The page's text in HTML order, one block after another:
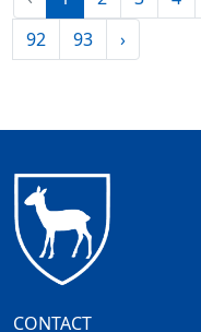
92
93 ›
CONTACT